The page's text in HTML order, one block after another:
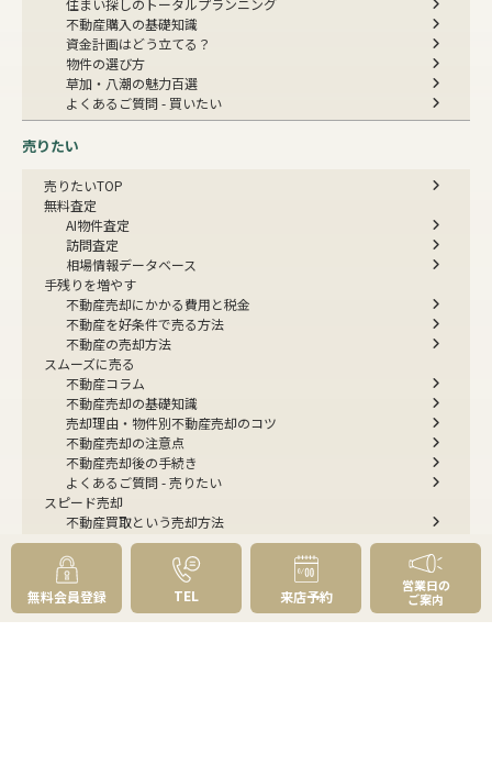
住まい探しのトータルプランニング
不動産購入の基礎知識
資金計画はどう立てる？
物件の選び方
草加・八潮の魅力百選
よくあるご質問 - 買いたい
売りたい
売りたいTOP
無料査定
AI物件査定
訪問査定
相場情報データベース
手残りを増やす
不動産売却にかかる費用と税金
不動産を好条件で売る方法
不動産の売却方法
スムーズに売る
不動産コラム
不動産売却の基礎知識
売却理由・物件別不動産売却のコツ
不動産売却の注意点
不動産売却後の手続き
よくあるご質問 - 売りたい
スピード売却
不動産買取という売却方法
不動産のご売却お任せください
弊社が選ばれる理由
売却成功ストーリー40選
売却成約事例
お預かり物件掲載実例
無料会員登録 TEL 来店予約
営業日の
ご案内